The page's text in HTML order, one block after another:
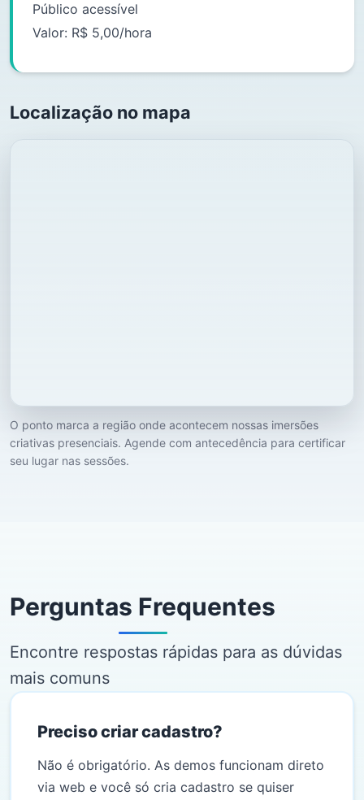
Público acessível
Valor: R$ 5,00/hora
Localização no mapa
O ponto marca a região onde acontecem nossas imersões
criativas presenciais. Agende com antecedência para certificar
seu lugar nas sessões.
Perguntas Frequentes
Encontre respostas rápidas para as dúvidas
mais comuns
Preciso criar cadastro?
Não é obrigatório. As demos funcionam direto
via web e você só cria cadastro se quiser